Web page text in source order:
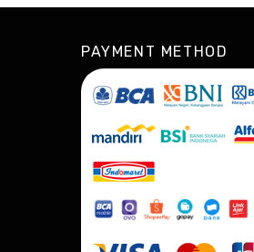
PAYMENT METHOD